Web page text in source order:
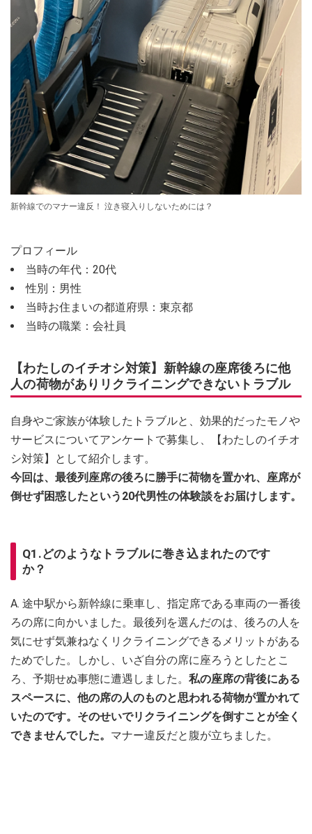
新幹線でのマナー違反！ 泣き寝入りしないためには？
プロフィール
当時の年代：20代
性別：男性
当時お住まいの都道府県：東京都
当時の職業：会社員
【わたしのイチオシ対策】新幹線の座席後ろに他
人の荷物がありリクライニングできないトラブル
自身やご家族が体験したトラブルと、効果的だったモノや
サービスについてアンケートで募集し、【わたしのイチオ
シ対策】として紹介します。
今回は、最後列座席の後ろに勝手に荷物を置かれ、座席が
倒せず困惑したという20代男性の体験談をお届けします。
Q1.どのようなトラブルに巻き込まれたのです
か？
A. 途中駅から新幹線に乗車し、指定席である車両の一番後
ろの席に向かいました。最後列を選んだのは、後ろの人を
気にせず気兼ねなくリクライニングできるメリットがある
ためでした。しかし、いざ自分の席に座ろうとしたとこ
ろ、予期せぬ事態に遭遇しました。 私の座席の背後にある
スペースに、他の席の人のものと思われる荷物が置かれて
いたのです。そのせいでリクライニングを倒すことが全く
できませんでした。 マナー違反だと腹が立ちました。